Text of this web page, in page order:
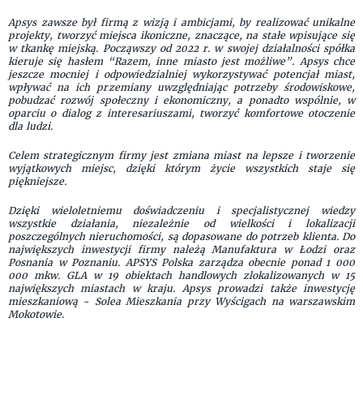
Apsys zawsze był firmą z wizją i ambicjami, by realizować unikalne
projekty, tworzyć miejsca ikoniczne, znaczące, na stałe wpisujące się
w tkankę miejską. Począwszy od 2022 r. w swojej działalności spółka
kieruje się hasłem “Razem, inne miasto jest możliwe”. Apsys chce
jeszcze mocniej i odpowiedzialniej wykorzystywać potencjał miast,
wpływać na ich przemiany uwzględniając potrzeby środowiskowe,
pobudzać rozwój społeczny i ekonomiczny, a ponadto wspólnie, w
oparciu o dialog z interesariuszami, tworzyć komfortowe otoczenie
dla ludzi.
Celem strategicznym firmy jest zmiana miast na lepsze i tworzenie
wyjątkowych miejsc, dzięki którym życie wszystkich staje się
piękniejsze.
Dzięki wieloletniemu doświadczeniu i specjalistycznej wiedzy
wszystkie działania, niezależnie od wielkości i lokalizacji
poszczególnych nieruchomości, są dopasowane do potrzeb klienta. Do
największych inwestycji firmy należą Manufaktura w Łodzi oraz
Posnania w Poznaniu. APSYS Polska zarządza obecnie ponad 1 000
000 mkw. GLA w 19 obiektach handlowych zlokalizowanych w 15
największych miastach w kraju. Apsys prowadzi także inwestycję
mieszkaniową - Solea Mieszkania przy Wyścigach na warszawskim
Mokotowie.